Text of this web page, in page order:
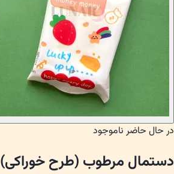
در حال حاضر ناموجود
دستمال مرطوب (طرح خوراکی)